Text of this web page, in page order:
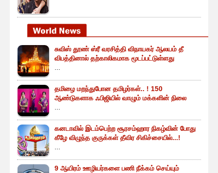
சுவிஸ் தூண் ஸ்ரீ வரசித்தி விநாயகர் ஆலயம் தீ
விபத்தினால் தற்காலிகமாக மூடப்பட்டுள்ளது
...
தமிழை மறந்துபோன தமிழர்கள்.. ! 150
ஆண்டுகளாக ஃபிஜியில் வாழும் மக்களின் நிலை
...
கனடாவில் இடம்பெற்ற சூரசம்ஹார நிகழ்வின் போது
கீழே விழுந்த குருக்கள் தீவிர சிகிச்சையில்...!
...
9 ஆயிரம் ஊழியர்களை பணி நீக்கம் செய்யும்